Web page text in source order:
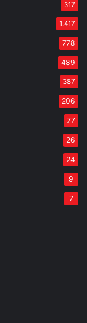
317
1.417
778
489
387
206
77
26
24
9
7